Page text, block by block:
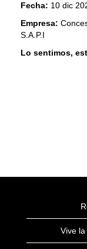
Fecha: 10 dic
Empresa:
S.A.P.I
Lo sentimos,
Vive